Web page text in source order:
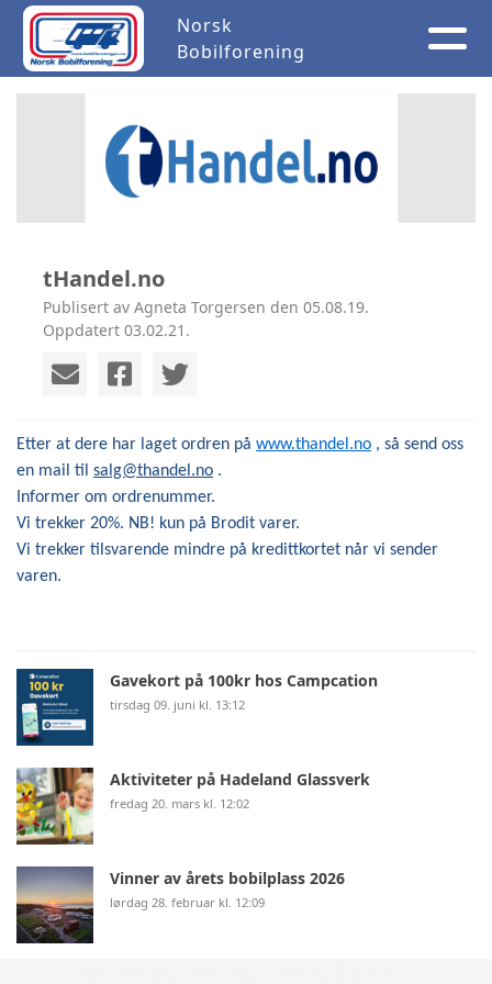
Norsk
Bobilforening
tHandel.no
Publisert av Agneta Torgersen den 05.08.19.
Oppdatert 03.02.21.
Etter at dere har laget ordren på www.thandel.no , så send oss
en mail til salg@thandel.no .
Informer om ordrenummer.
Vi trekker 20%. NB! kun på Brodit varer.
Vi trekker tilsvarende mindre på kredittkortet når vi sender
varen.
Gavekort på 100kr hos Campcation
tirsdag 09. juni kl. 13:12
Aktiviteter på Hadeland Glassverk
fredag 20. mars kl. 12:02
Vinner av årets bobilplass 2026
lørdag 28. februar kl. 12:09